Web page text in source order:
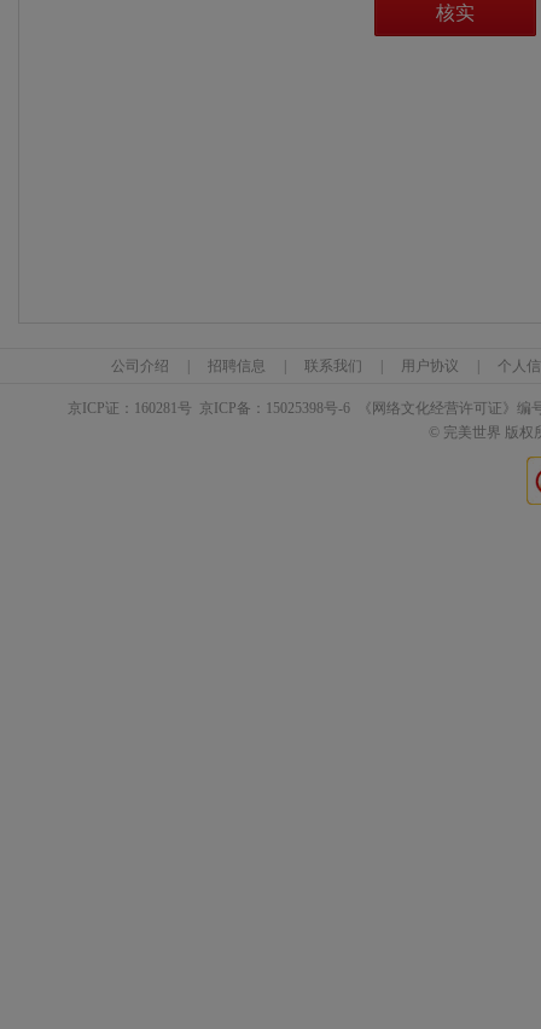
核实
公司介绍 招聘信息 联系我们 用户协议 个人
京ICP证： 160281 号 京ICP备： 15025398号-6 《网络文化经营许可证》编
© 完美世界 版权